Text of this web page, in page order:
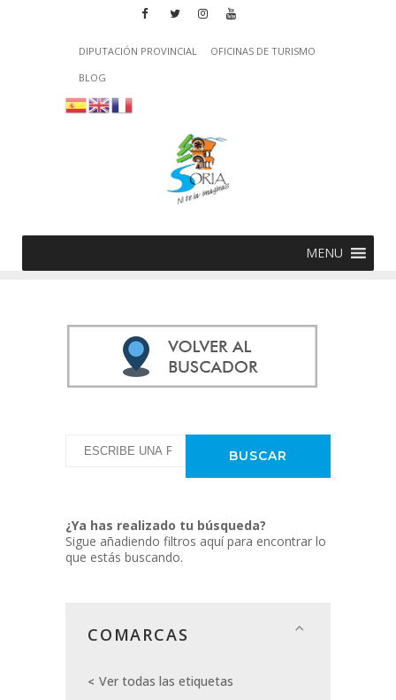
DIPUTACIÓN PROVINCIAL
OFICINAS DE TURISMO
BLOG
MENU
¿Ya has realizado tu búsqueda?
Sigue añadiendo filtros aquí para encontrar lo
que estás buscando.
COMARCAS
Ver todas las etiquetas